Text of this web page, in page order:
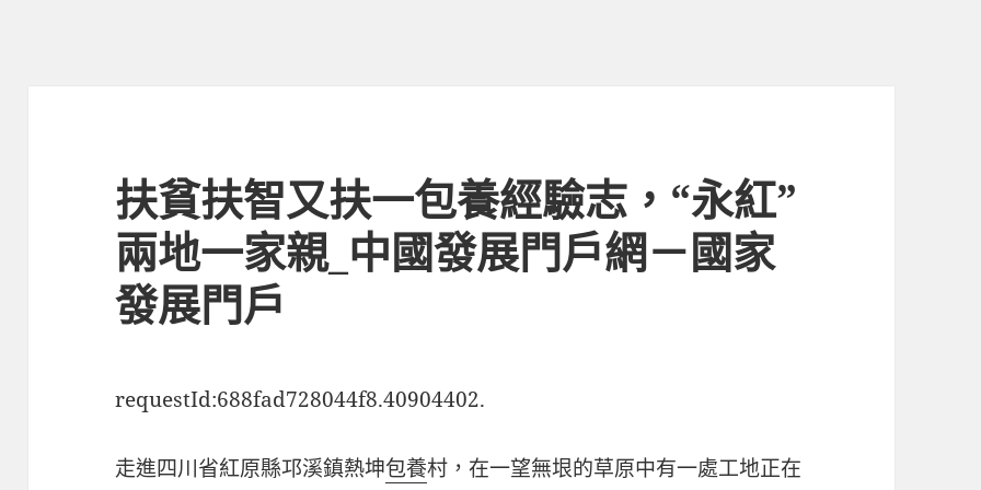
扶貧扶智又扶一包養經驗志，“永紅”
兩地一家親_中國發展門戶網－國家
發展門戶
requestId:688fad728044f8.40904402.
走進四川省紅原縣邛溪鎮熱坤包養村，在一望無垠的草原中有一處工地正在